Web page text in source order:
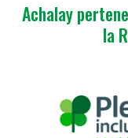
Achalay
la